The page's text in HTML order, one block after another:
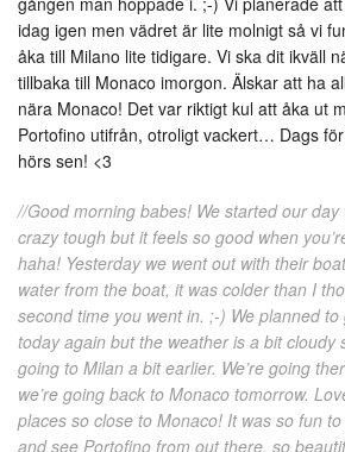
idag igen men vädret är lite molnigt så vi
åka till Milano lite tidigare. Vi ska dit ikväll
tillbaka till Monaco imorgon. Älskar att ha
nära Monaco! Det var riktigt kul att åka ut
Portofino utifrån, otroligt vackert… Dags
hörs sen! <3
//Good morning babes! We started our day
crazy tough but it feels so good when
haha! Yesterday we went out with their
water from the boat, it was colder than I
second time you went in. ;-) We planned
today again but the weather is a bit cloudy
going to Milan a bit earlier. We’re going
we’re going back to Monaco tomorrow.
places so close to Monaco! It was so fun
and see Portofino from out there, so